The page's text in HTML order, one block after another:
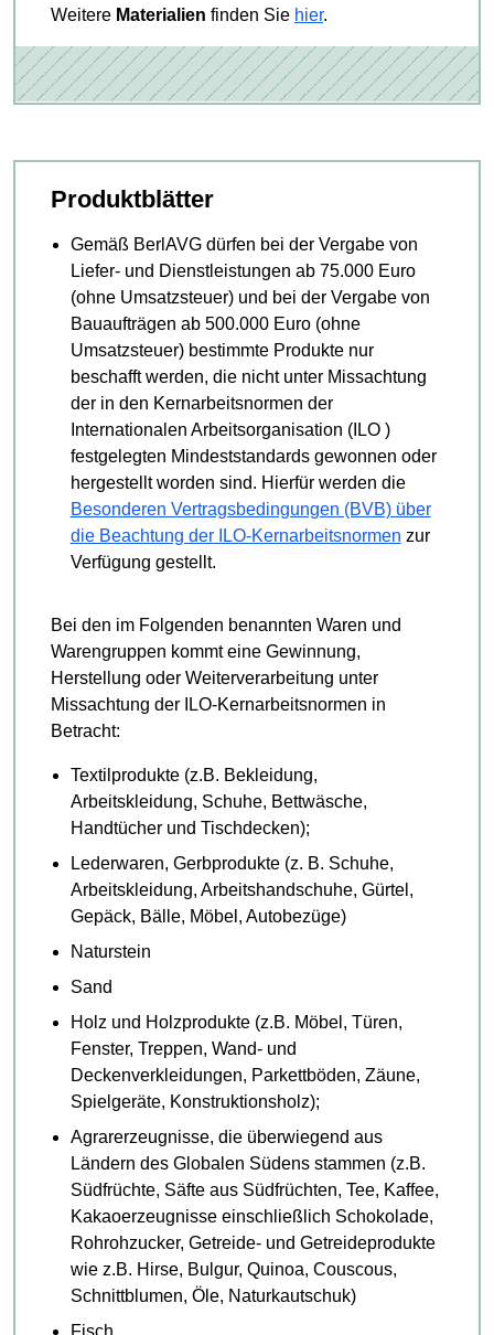
Weitere Materialien finden Sie hier.
Produktblätter
Gemäß BerlAVG dürfen bei der Vergabe von
Liefer- und Dienstleistungen ab 75.000 Euro
(ohne Umsatzsteuer) und bei der Vergabe von
Bauaufträgen ab 500.000 Euro (ohne
Umsatzsteuer) bestimmte Produkte nur
beschafft werden, die nicht unter Missachtung
der in den Kernarbeitsnormen der
Internationalen Arbeitsorganisation (ILO )
festgelegten Mindeststandards gewonnen oder
hergestellt worden sind. Hierfür werden die
Besonderen Vertragsbedingungen (BVB) über
die Beachtung der ILO-Kernarbeitsnormen zur
Verfügung gestellt.
Bei den im Folgenden benannten Waren und
Warengruppen kommt eine Gewinnung,
Herstellung oder Weiterverarbeitung unter
Missachtung der ILO-Kernarbeitsnormen in
Betracht:
Textilprodukte (z.B. Bekleidung,
Arbeitskleidung, Schuhe, Bettwäsche,
Handtücher und Tischdecken);
Lederwaren, Gerbprodukte (z. B. Schuhe,
Arbeitskleidung, Arbeitshandschuhe, Gürtel,
Gepäck, Bälle, Möbel, Autobezüge)
Naturstein
Sand
Holz und Holzprodukte (z.B. Möbel, Türen,
Fenster, Treppen, Wand- und
Deckenverkleidungen, Parkettböden, Zäune,
Spielgeräte, Konstruktionsholz);
Agrarerzeugnisse, die überwiegend aus
Ländern des Globalen Südens stammen (z.B.
Südfrüchte, Säfte aus Südfrüchten, Tee, Kaffee,
Kakaoerzeugnisse einschließlich Schokolade,
Rohrohzucker, Getreide- und Getreideprodukte
wie z.B. Hirse, Bulgur, Quinoa, Couscous,
Schnittblumen, Öle, Naturkautschuk)
Fisch